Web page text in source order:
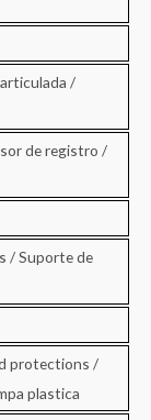
/
de registro /
/ Suporte de
protections /
plastica